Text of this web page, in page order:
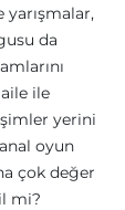
da
ile
yerini
oyun
çok değer
mi?